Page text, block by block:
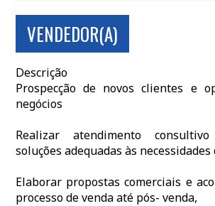
VENDEDOR(A)
Descrição
Prospecção de novos clientes e
negócios
Realizar atendimento
soluções adequadas às
Elaborar propostas comerciais e
processo de venda até pós- venda,